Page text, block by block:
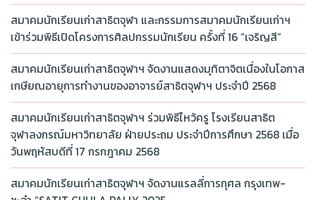
สมาคมนักเรียนเก่าสาธิตจุฬา และกรรมการสมาคมนักเรียนเก่าฯ
เข้าร่วมพิธีเปิดโครงการศิลปกรรมนักเรียน ครั้งที่ 16 “เจริญสี”
สมาคมนักเรียนเก่าสาธิตจุฬาฯ จัดงานแสดงมุทิตาจิตเนื่องในโอกาส
เกษียณอายุการทำงานของอาจารย์สาธิตจุฬาฯ ประจำปี 2568
สมาคมนักเรียนเก่าสาธิตจุฬาฯ ร่วมพิธีไหว้ครู โรงเรียนสาธิต
จุฬาลงกรณ์มหาวิทยาลัย ฝ่ายประถม ประจำปีการศึกษา 2568 เมื่อ
วันพฤหัสบดีที่ 17 กรกฎาคม 2568
สมาคมนักเรียนเก่าสาธิตจุฬาฯ จัดงานแรลลี่การกุศล กรุงเทพ-